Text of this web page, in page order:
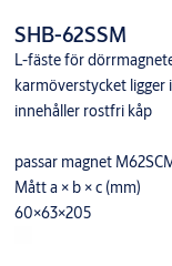
SHB-62SSM
L-fäste för
karmöverstycket ligger
innehåller rostfri kåp
passar magnet
Mått a × b × c (mm)
60×63×205